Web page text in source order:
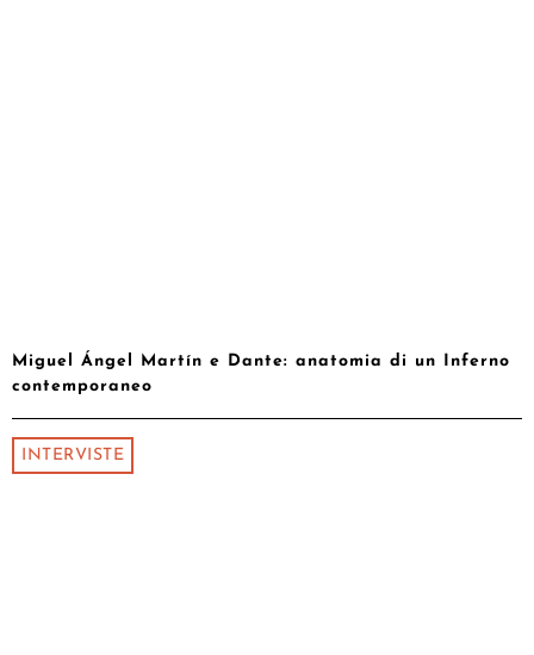
Miguel Ángel Martín e Dante: anatomia di un Inferno
contemporaneo
INTERVISTE